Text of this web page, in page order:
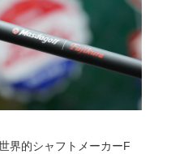
界的シャフトメーカーF